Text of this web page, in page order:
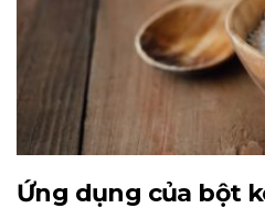
Ứng dụng của bột